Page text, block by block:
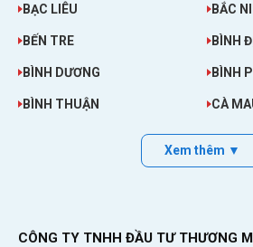
BẠC LIÊU BẮC
BẾN TRE BÌNH
BÌNH DƯƠNG BÌNH
BÌNH THUẬN CÀ
Xem thêm ▼
CÔNG TY TNHH ĐẦU TƯ THƯƠNG